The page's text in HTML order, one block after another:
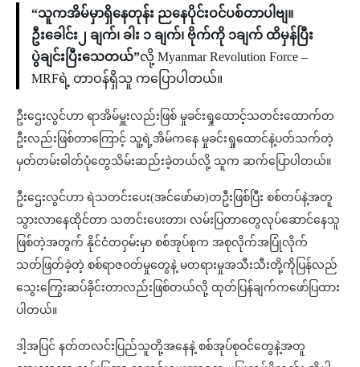
“သူကအိမ်မှာရှိနေတုန်း ညနေပိုင်းဝင်ပစ်တာပါဗျ။
ဦးခေါင်း၂ ချက်၊ ခါး ၁ ချက်၊ ဗိုက်ကို ၁ချက် ထိမှန်ပြီး
ပွဲချင်းပြီးသေတယ်”လို့ Myanmar Revolution Force –
MRFရဲ့ တာဝန်ရှိသူ ကပြောပါတယ်။
ဦးဌေးလွင်ဟာ ရာအိမ်မှူးလည်းဖြစ် မှုခင်းရှုထောင့်သတင်းထောက်တ
ဦးလည်းဖြစ်တာကြောင့် သူ့ရဲ့အိမ်ကနေ မှုခင်းရှုထောင်နဲ့ပတ်သက်တဲ့
မှတ်တမ်းဓါတ်ပုံတွေသိမ်းဆည်းခဲ့တယ်လို့ သူက ဆက်ပြောပါတယ်။
ဦးဌေးလွင်ဟာ ရဲသတင်းပေး(အင်ဖော်မာ)တဦးဖြစ်ပြီး စစ်တပ်နဲ့အတူ
သွားလာနေထိုင်တာ သတင်းပေးတာ၊ လမ်းပြတာတွေလုပ်ဆောင်နေသူ
ဖြစ်တဲ့အတွက် နိုင်ငံတဝှမ်းမှာ စစ်အုပ်စုက အစုလိုက်အပြုံလိုက်
သတ်ဖြတ်ခဲ့တဲ့ စစ်ရာဇဝတ်မှုတွေနဲ့ မတရားမှုအသီးသီးတို့ကိုပြန်လည်
သွေးကြွေးဆပ်ခိုင်းတာလည်းဖြစ်တယ်လို့ ထုတ်ပြန်ချက်ကဖော်ပြထား
ပါတယ်။
ဒါ့အပြင် နတ်တလင်းပြည်သူတို့အနေနဲ့ စစ်အုပ်စုဝင်တွေနဲ့အတူ